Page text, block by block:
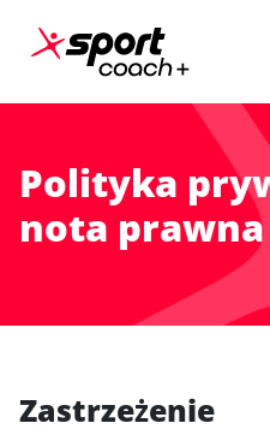
Main Navigation
Polityka
nota prawna
Zastrzeżenie